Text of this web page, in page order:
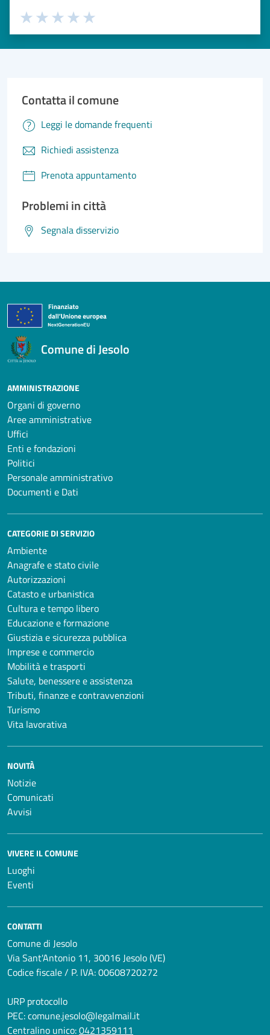
Valuta 5 stelle su 5
Valuta 4 stelle su 5
Valuta 3 stelle su 5
Valuta 2 stelle su 5
Valuta 1 stelle su 5
Contatta il comune
Leggi le domande frequenti
Richiedi assistenza
Prenota appuntamento
Problemi in città
Segnala disservizio
Comune di Jesolo
AMMINISTRAZIONE
Organi di governo
Aree amministrative
Uffici
Enti e fondazioni
Politici
Personale amministrativo
Documenti e Dati
CATEGORIE DI SERVIZIO
Ambiente
Anagrafe e stato civile
Autorizzazioni
Catasto e urbanistica
Cultura e tempo libero
Educazione e formazione
Giustizia e sicurezza pubblica
Imprese e commercio
Mobilità e trasporti
Salute, benessere e assistenza
Tributi, finanze e contravvenzioni
Turismo
Vita lavorativa
NOVITÀ
Notizie
Comunicati
Avvisi
VIVERE IL COMUNE
Luoghi
Eventi
CONTATTI
Comune di Jesolo
Via Sant'Antonio 11, 30016 Jesolo (VE)
Codice fiscale / P. IVA: 00608720272
URP protocollo
PEC:comune.jesolo@legalmail.it
Centralino unico:0421359111